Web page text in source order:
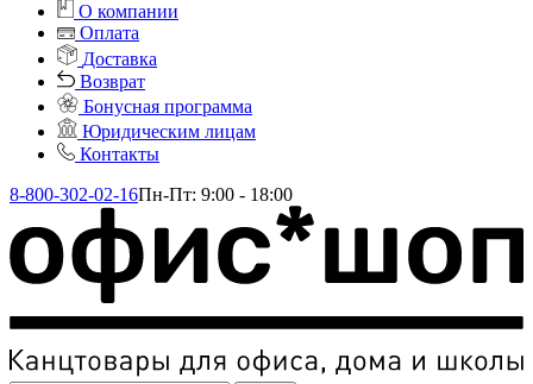
О компании
Оплата
Доставка
Возврат
Бонусная программа
Юридическим лицам
Контакты
8-800-302-02-16Пн-Пт: 9:00 - 18:00